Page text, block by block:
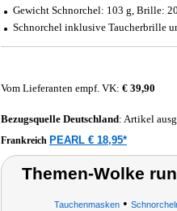
Gewicht Schnorchel: 103 g, Brille:
Schnorchel inklusive Taucherbrille
Vom Lieferanten empf. VK: € 39,90
Bezugsquelle Deutschland: Artikel
Frankreich PEARL € 18,95*
Themen-Wolke
Tauchenmasken •